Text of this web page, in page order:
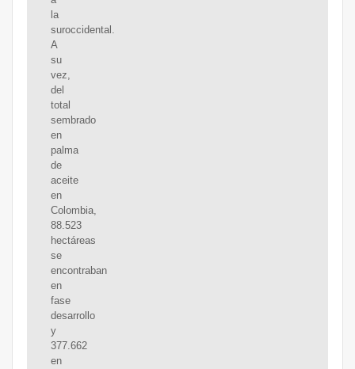
la
suroccidental.
A
su
vez,
del
total
sembrado
en
palma
de
aceite
en
Colombia,
88.523
hectáreas
se
encontraban
en
fase
desarrollo
y
377.662
en